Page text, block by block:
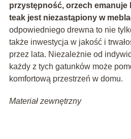
przystępność, orzech emanuje
teak jest niezastąpiony w
odpowiedniego drewna to nie
także inwestycja w jakość i
przez lata. Niezależnie od
każdy z tych gatunków może
komfortową przestrzeń w domu.
Materiał zewnętrzny